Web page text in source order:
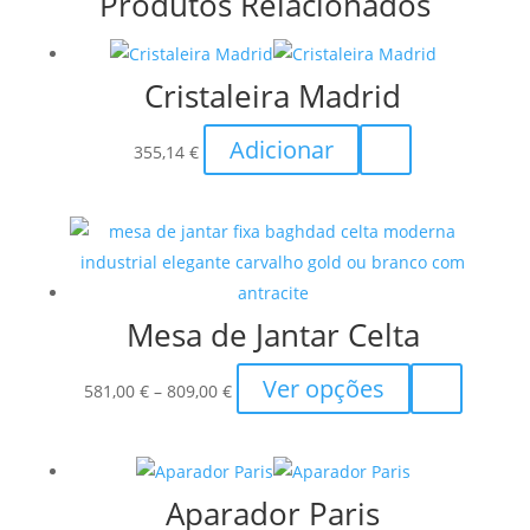
Cristaleira Madrid
355,14€ Adicionar
Mesa de Jantar Celta
581,00 € – 809,00 €Price
range:
through
809,00 €
Ver opções
product
multiple
Aparador Paris